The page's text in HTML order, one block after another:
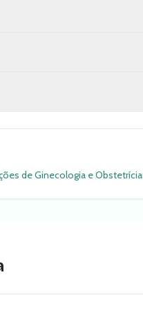
de Ginecologia e Obstetrícia